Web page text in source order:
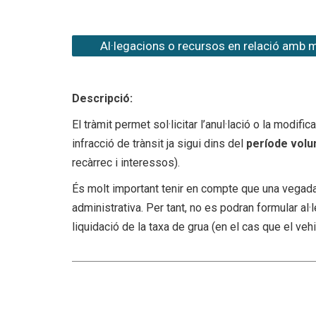
Al·legacions o recursos en relació amb
Descripció:
El tràmit permet sol·licitar l’anul·lació o la
infracció de trànsit ja sigui dins del període
recàrrec i interessos).
És molt important tenir en compte que una
administrativa. Per tant, no es podran formular
liquidació de la taxa de grua (en el cas que el